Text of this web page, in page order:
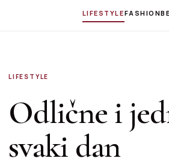
LIFESTYLEFASHION
LIFESTYLE
Odlične i
svaki dan